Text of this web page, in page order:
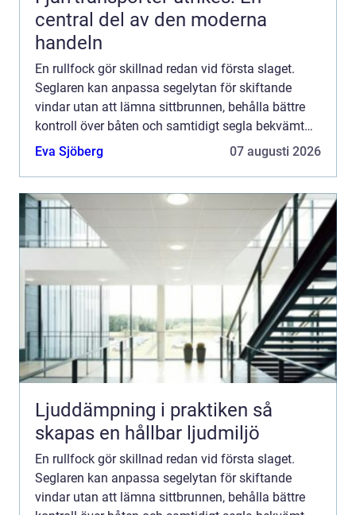
central del av den moderna
handeln
En rullfock gör skillnad redan vid första slaget.
Seglaren kan anpassa segelytan för skiftande
vindar utan att lämna sittbrunnen, behålla bättre
kontroll över båten och samtidigt segla bekvämt
under längre pass. Från att ha varit ett tillval på
Eva Sjöberg 07 augusti 2026
Ljuddämpning i praktiken så
skapas en hållbar ljudmiljö
En rullfock gör skillnad redan vid första slaget.
Seglaren kan anpassa segelytan för skiftande
vindar utan att lämna sittbrunnen, behålla bättre